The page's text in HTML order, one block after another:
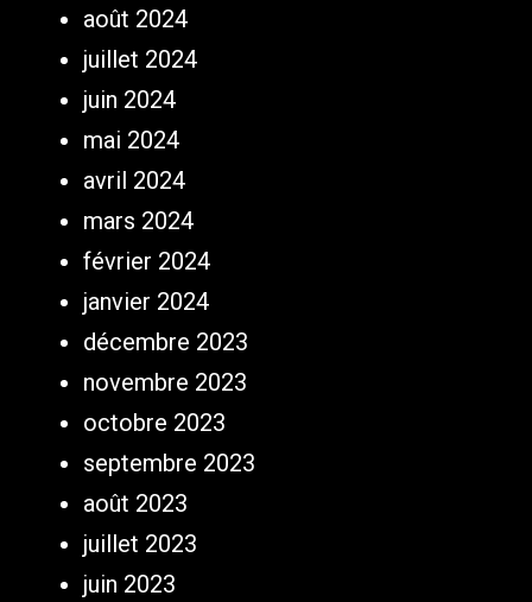
août 2024
juillet 2024
juin 2024
mai 2024
avril 2024
mars 2024
février 2024
janvier 2024
décembre 2023
novembre 2023
octobre 2023
septembre 2023
août 2023
juillet 2023
juin 2023